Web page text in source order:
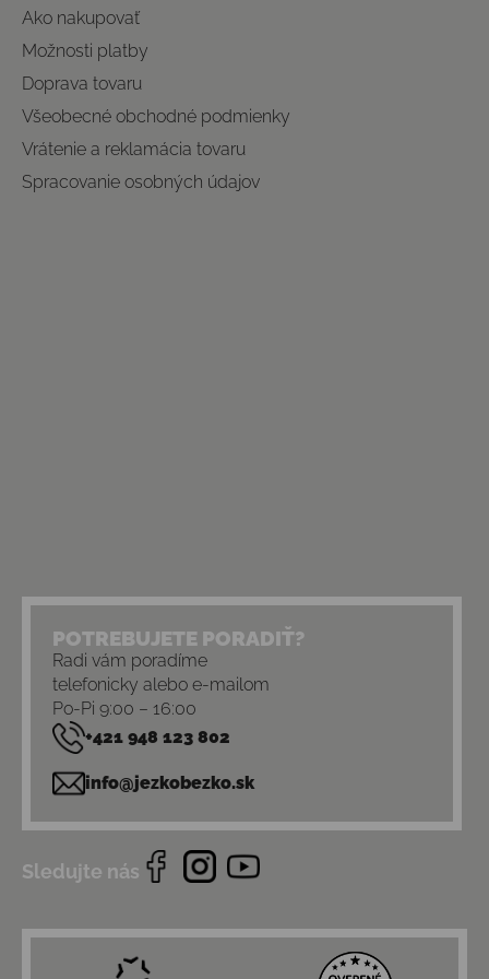
Ako nakupovať
Možnosti platby
Doprava tovaru
Všeobecné obchodné podmienky
Vrátenie a reklamácia tovaru
Spracovanie osobných údajov
POTREBUJETE PORADIŤ?
Radi vám poradíme
telefonicky alebo e-mailom
Po-Pi 9:00 – 16:00
+421 948 123 802
info@jezkobezko.sk
Sledujte nás